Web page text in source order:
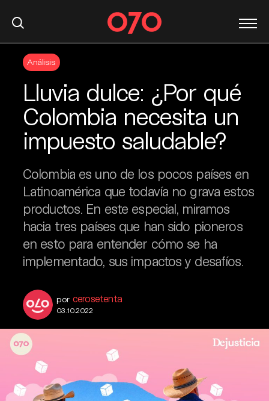
Análisis
Lluvia dulce: ¿Por qué
Colombia necesita un
impuesto saludable?
Colombia es uno de los pocos países en
Latinoamérica que todavía no grava estos
productos. En este especial, miramos
hacia tres países que han sido pioneros
en esto para entender cómo se ha
implementado, sus impactos y desafíos.
por cerosetenta
03.10.2022